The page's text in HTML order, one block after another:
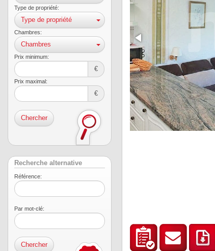
Type de propriété:
Type de propriété
Chambres:
Chambres
Prix ​​minimum:
€
Prix ​​maximal:
€
Chercher
Recherche alternative
Référence:
Par mot-clé: